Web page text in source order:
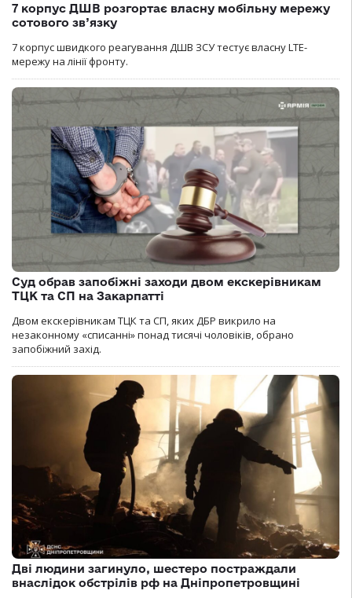
7 корпус ДШВ розгортає власну мобільну мережу
сотового зв’язку
7 корпус швидкого реагування ДШВ ЗСУ тестує власну LTE-
мережу на лінії фронту.
Суд обрав запобіжні заходи двом екскерівникам
ТЦК та СП на Закарпатті
Двом екскерівникам ТЦК та СП, яких ДБР викрило на
незаконному «списанні» понад тисячі чоловіків, обрано
запобіжний захід.
Дві людини загинуло, шестеро постраждали
внаслідок обстрілів рф на Дніпропетровщині